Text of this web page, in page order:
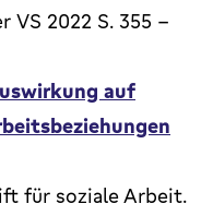
VS 2022 S. 355 -
auf
für soziale Arbeit.